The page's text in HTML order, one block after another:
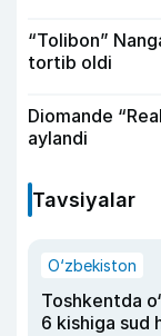
“Tolibon”
tortib oldi
Diomande
aylandi
Tavsiyalar
O‘zbekiston
Toshkentda
6 kishiga sud